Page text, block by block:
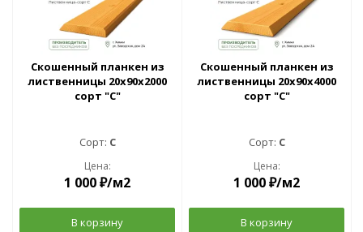
Скошенный планкен из
лиственницы 20x90х2000
сорт "С"
Сорт: C
Цена:
1 000₽/м2
В корзину
Скошенный планкен из
лиственницы 20x90х4000
сорт "С"
Сорт: C
Цена:
1 000₽/м2
В корзину